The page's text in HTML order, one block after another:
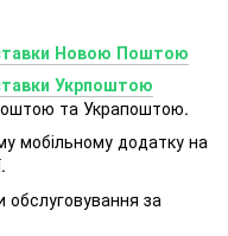
Новою Поштою
Укрпоштою
та Украпоштою.
мобільному додатку на
обслуговування за